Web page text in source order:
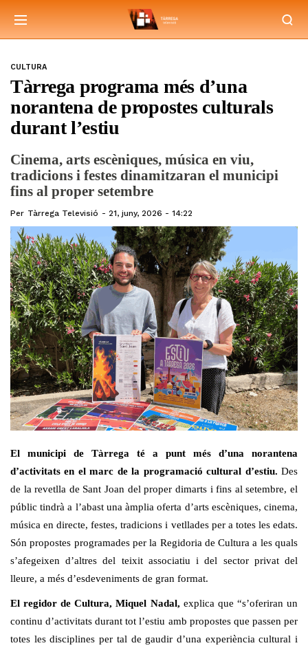
CULTURA
Tàrrega programa més d’una
norantena de propostes culturals
durant l’estiu
Cinema, arts escèniques, música en viu,
tradicions i festes dinamitzaran el municipi
fins al proper setembre
Per Tàrrega Televisió 21, juny, 2026 - 14:22
El municipi de Tàrrega té a punt més d’una norantena
d’activitats en el marc de la programació cultural d’estiu. Des
de la revetlla de Sant Joan del proper dimarts i fins al setembre, el
públic tindrà a l’abast una àmplia oferta d’arts escèniques, cinema,
música en directe, festes, tradicions i vetllades per a totes les edats.
Són propostes programades per la Regidoria de Cultura a les quals
s’afegeixen d’altres del teixit associatiu i del sector privat del
lleure, a més d’esdeveniments de gran format.
El regidor de Cultura, Miquel Nadal, explica que “s’oferiran un
continu d’activitats durant tot l’estiu amb propostes que passen per
totes les disciplines per tal de gaudir d’una experiència cultural i